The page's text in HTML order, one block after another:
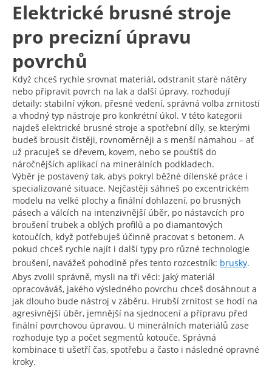
Elektrické brusné stroje
pro precizní úpravu
povrchů
Když chceš rychle srovnat materiál, odstranit staré nátěry
nebo připravit povrch na lak a další úpravy, rozhodují
detaily: stabilní výkon, přesné vedení, správná volba zrnitosti
a vhodný typ nástroje pro konkrétní úkol. V této kategorii
najdeš elektrické brusné stroje a spotřební díly, se kterými
budeš brousit čistěji, rovnoměrněji a s menší námahou – ať
už pracuješ se dřevem, kovem, nebo se pouštíš do
náročnějších aplikací na minerálních podkladech.
Výběr je postavený tak, abys pokryl běžné dílenské práce i
specializované situace. Nejčastěji sáhneš po excentrickém
modelu na velké plochy a finální dohlazení, po brusných
pásech a válcích na intenzivnější úběr, po nástavcích pro
broušení trubek a oblých profilů a po diamantových
kotoučích, když potřebuješ účinně pracovat s betonem. A
pokud chceš rychle najít i další typy pro různé technologie
broušení, navážeš pohodlně přes tento rozcestník: brusky.
Abys zvolil správně, mysli na tři věci: jaký materiál
opracováváš, jakého výsledného povrchu chceš dosáhnout a
jak dlouho bude nástroj v záběru. Hrubší zrnitost se hodí na
agresivnější úběr, jemnější na sjednocení a přípravu před
finální povrchovou úpravou. U minerálních materiálů zase
rozhoduje typ a počet segmentů kotouče. Správná
kombinace ti ušetří čas, spotřebu a často i následné opravné
kroky.